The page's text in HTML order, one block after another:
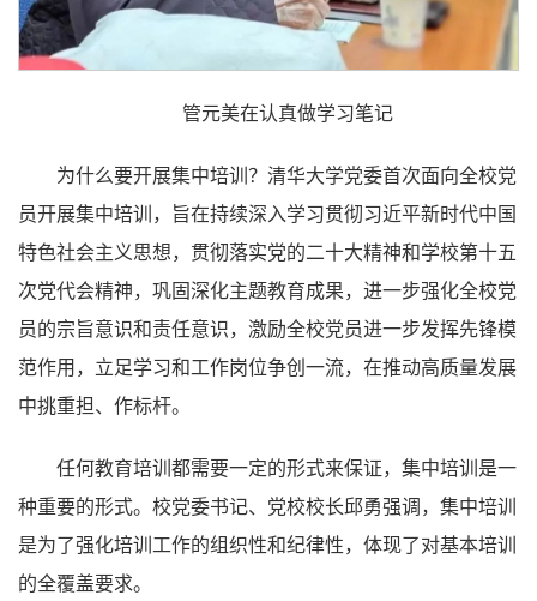
管元美在认真做学习笔记
为什么要开展集中培训？清华大学党委首次面向全校党
员开展集中培训，旨在持续深入学习贯彻习近平新时代中国
特色社会主义思想，贯彻落实党的二十大精神和学校第十五
次党代会精神，巩固深化主题教育成果，进一步强化全校党
员的宗旨意识和责任意识，激励全校党员进一步发挥先锋模
范作用，立足学习和工作岗位争创一流，在推动高质量发展
中挑重担、作标杆。
任何教育培训都需要一定的形式来保证，集中培训是一
种重要的形式。校党委书记、党校校长邱勇强调，集中培训
是为了强化培训工作的组织性和纪律性，体现了对基本培训
的全覆盖要求。